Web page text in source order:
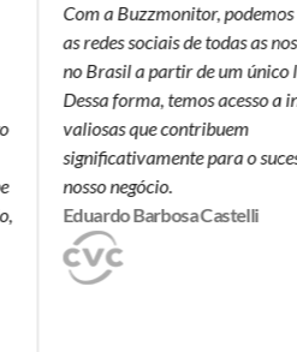
Com a Buzzmonitor, podemos
as redes sociais de todas as
no Brasil a partir de um único
Dessa forma, temos acesso a
valiosas que contribuem
significativamente para o
nosso negócio.
Eduardo Barbosa Castelli